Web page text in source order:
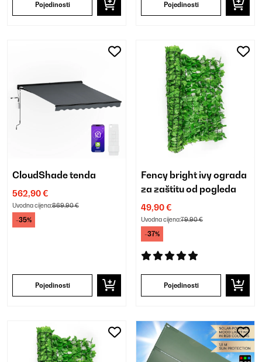
Pojedinosti Pojedinosti
CloudShade tenda
562,90 €
Uvodna cijena:869,90 €
-35%
Pojedinosti
Fency bright ivy ograda
za zaštitu od pogleda
49,90 €
Uvodna cijena:79,90 €
-37%
Pojedinosti